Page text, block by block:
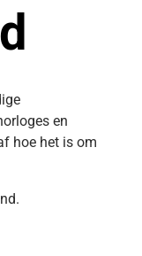
en
hoe het is om